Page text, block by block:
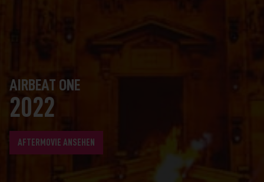
AIRBEAT ONE
2022
AFTERMOVIE ANSEHEN